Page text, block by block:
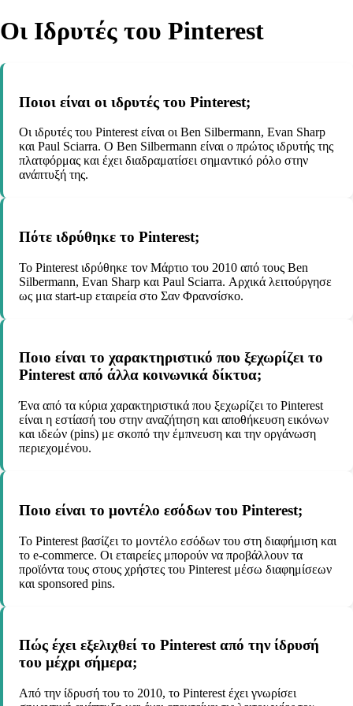
Οι Ιδρυτές του Pinterest
Ποιοι είναι οι ιδρυτές του Pinterest;
Οι ιδρυτές του Pinterest είναι οι Ben Silbermann, Evan Sharp
και Paul Sciarra. Ο Ben Silbermann είναι ο πρώτος ιδρυτής της
πλατφόρμας και έχει διαδραματίσει σημαντικό ρόλο στην
ανάπτυξή της.
Πότε ιδρύθηκε το Pinterest;
Το Pinterest ιδρύθηκε τον Μάρτιο του 2010 από τους Ben
Silbermann, Evan Sharp και Paul Sciarra. Αρχικά λειτούργησε
ως μια start-up εταιρεία στο Σαν Φρανσίσκο.
Ποιο είναι το χαρακτηριστικό που ξεχωρίζει το
Pinterest από άλλα κοινωνικά δίκτυα;
Ένα από τα κύρια χαρακτηριστικά που ξεχωρίζει το Pinterest
είναι η εστίασή του στην αναζήτηση και αποθήκευση εικόνων
και ιδεών (pins) με σκοπό την έμπνευση και την οργάνωση
περιεχομένου.
Ποιο είναι το μοντέλο εσόδων του Pinterest;
Το Pinterest βασίζει το μοντέλο εσόδων του στη διαφήμιση και
το e-commerce. Οι εταιρείες μπορούν να προβάλλουν τα
προϊόντα τους στους χρήστες του Pinterest μέσω διαφημίσεων
και sponsored pins.
Πώς έχει εξελιχθεί το Pinterest από την ίδρυσή
του μέχρι σήμερα;
Από την ίδρυσή του το 2010, το Pinterest έχει γνωρίσει